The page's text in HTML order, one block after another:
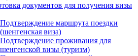
документов для получения визы
Подтверждение маршрута поездки
(шенгенская виза)
Подтверждение проживания для
шенгенской визы (туризм)